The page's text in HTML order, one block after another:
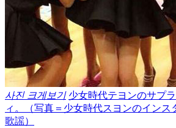
사진 크게보기 少女時代テヨンのサプ
ィ。（写真＝少女時代スヨンのインス
歌謡）